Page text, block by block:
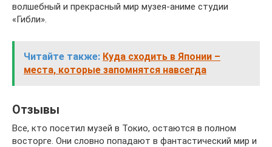
волшебный и прекрасный мир музея-аниме студии
«Гибли».
Читайте также: Куда сходить в Японии –
места, которые запомнятся навсегда
Отзывы
Все, кто посетил музей в Токио, остаются в полном
восторге. Они словно попадают в фантастический мир и